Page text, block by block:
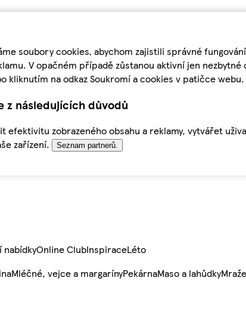
soubory cookies, abychom zajistili správné
V opačném případě zůstanou aktivní jen
kliknutím na odkaz Soukromí a cookies v patičce webu.
z následujících důvodů
efektivitu zobrazeného obsahu a reklamy, vytvářet
zařízení.
Seznam partnerů.
nabídkyOnline ClubInspiraceLéto
Mléčné, vejce a margarínyPekárnaMaso a lahůdky